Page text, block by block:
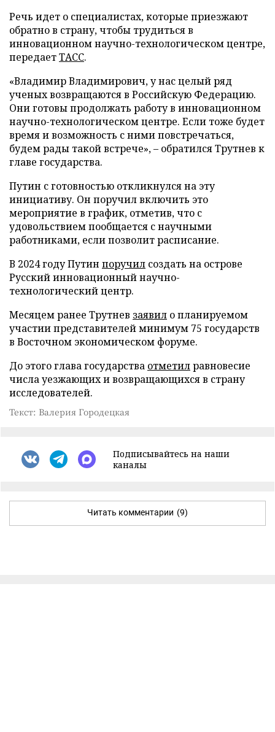
Речь идет о специалистах, которые приезжают
обратно в страну, чтобы трудиться в
инновационном научно-технологическом центре,
передаетТАСС.
«Владимир Владимирович, у нас целый ряд
ученых возвращаются в Российскую Федерацию.
Они готовы продолжать работу в инновационном
научно-технологическом центре. Если тоже будет
время и возможность с ними повстречаться,
будем рады такой встрече», – обратился Трутнев к
главе государства.
Путин с готовностью откликнулся на эту
инициативу. Он поручил включить это
мероприятие в график, отметив, что с
удовольствием пообщается с научными
работниками, если позволит расписание.
В 2024 году Путин поручил создать на острове
Русский инновационный научно-
технологический центр.
Месяцем ранее Трутнев заявил о планируемом
участии представителей минимум 75 государств
в Восточном экономическом форуме.
До этого глава государства отметилравновесие
числа уезжающих и возвращающихся в страну
исследователей.
Текст: Валерия Городецкая
Подписывайтесь на наши
каналы
Читать комментарии (9)